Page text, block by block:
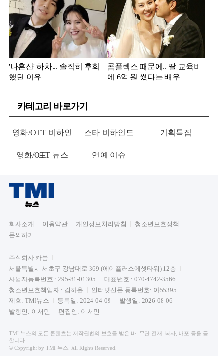
'나혼산' 하차... 솔직히 후회
했던 이유
콤플렉스 때문에.. 딸 교육비
에 6억 원 썼다는 배우
카테고리 바로가기
영화/OTT 비하인
드
스타 비하인드 기획특집
영화/OTT 뉴스 연예 이슈
회사소개 이용약관 개인정보처리방침
청소년보호정책
문의하기
주식회사 카붐
서울특별시 서초구 강남대로 369 (에이플러스에셋타워) 12층
사업자등록번호 : 295-81-01305
대표번호 : 070-4742-3566
청소년보호책임자 : 김하윤
인터넷신문 등록번호: 아55395
제호: TMI뉴스
등록일: 2024-04-09
발행일: 2026-08-06
발행인: 이서민
편집인: 이서민
TMI 뉴스의 모든 콘텐츠는 저작권법의 보호를 받은 바, 무단 전재, 복사, 배포 등을 금
합니다.
© Copyright by TMI 뉴스. All Rights Reserved.